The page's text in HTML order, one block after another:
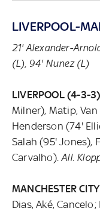
LIVERPOOL-
21' Alexander-
(L), 94' Nunez (L)
LIVERPOOL (4-3-3)
Milner), Matip,
Henderson (74'
Salah (95' Jones),
Carvalho).All.
MANCHESTER
Dias, Aké,